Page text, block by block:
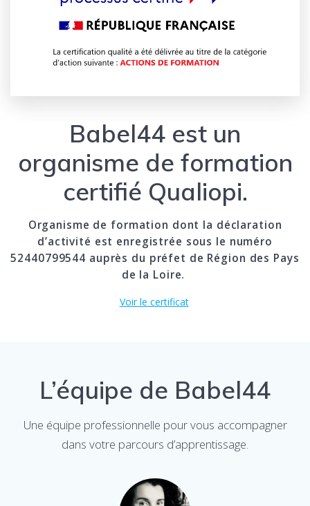
Babel44 est un
organisme de formation
certifié Qualiopi.
Organisme de formation dont la déclaration
d’activité est enregistrée sous le numéro
52440799544 auprès du préfet de Région des Pays
de la Loire.
Voir le certificat
L’équipe de Babel44
Une équipe professionnelle pour vous accompagner
dans votre parcours d’apprentissage.